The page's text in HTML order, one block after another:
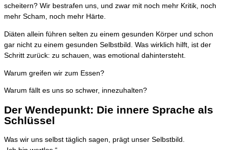
scheitern? Wir bestrafen uns, und zwar mit noch mehr Kritik, noch
mehr Scham, noch mehr Härte.
Diäten allein führen selten zu einem gesunden Körper und schon
gar nicht zu einem gesunden Selbstbild. Was wirklich hilft, ist der
Schritt zurück: zu schauen, was emotional dahintersteht.
Warum greifen wir zum Essen?
Warum fällt es uns so schwer, innezuhalten?
Der Wendepunkt: Die innere Sprache als
Schlüssel
Was wir uns selbst täglich sagen, prägt unser Selbstbild.